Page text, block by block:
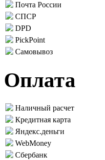
Почта России
СПСР
DPD
PickPoint
Самовывоз
Оплата
Наличный расчет
Кредитная карта
Яндекс.деньги
WebMoney
Сбербанк